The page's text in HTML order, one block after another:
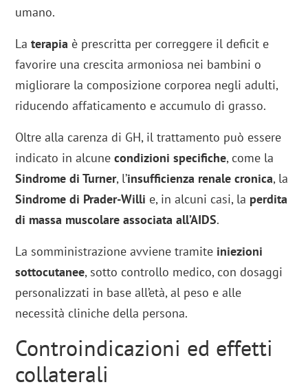
umano.
Laterapia è prescritta per correggere il deficit e
favorire una crescita armoniosa nei bambini o
migliorare la composizione corporea negli adulti,
riducendo affaticamento e accumulo di grasso.
Oltre alla carenza di GH, il trattamento può essere
indicato in alcunecondizioni specifiche, come la
Sindrome di Turner, l’insufficienza renale cronica, la
Sindrome di Prader-Willi e, in alcuni casi, la perdita
di massa muscolare associata all’AIDS.
La somministrazione avviene tramite iniezioni
sottocutanee, sotto controllo medico, con dosaggi
personalizzati in base all’età, al peso e alle
necessità cliniche della persona.
Controindicazioni ed effetti
collaterali